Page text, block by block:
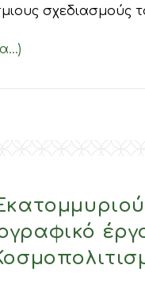
σχεδιασμούς